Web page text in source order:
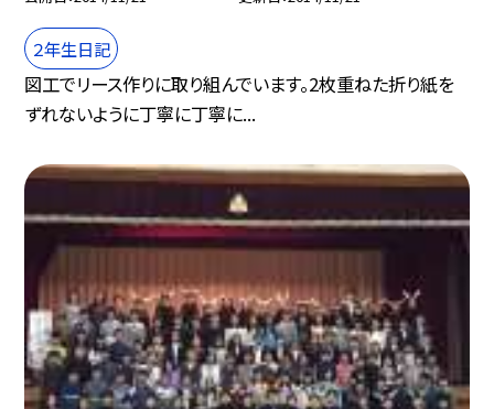
２年生日記
図工でリース作りに取り組んでいます。2枚重ねた折り紙を
ずれないように丁寧に丁寧に...